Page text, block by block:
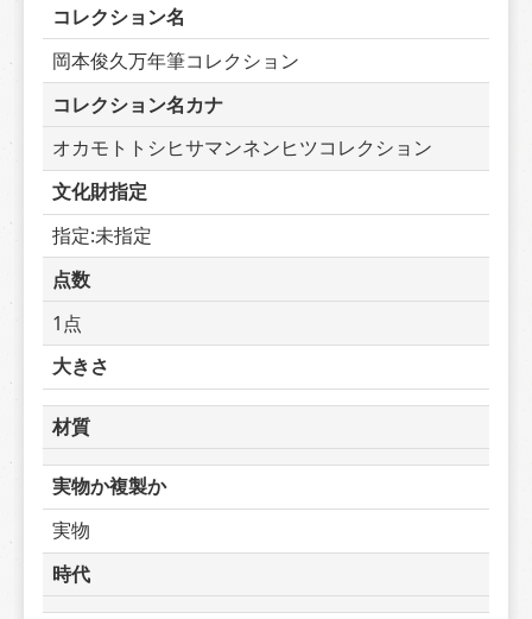
コレクション名
岡本俊久万年筆コレクション
コレクション名カナ
オカモトトシヒサマンネンヒツコレクション
文化財指定
指定:未指定
点数
1点
大きさ
材質
実物か複製か
実物
時代